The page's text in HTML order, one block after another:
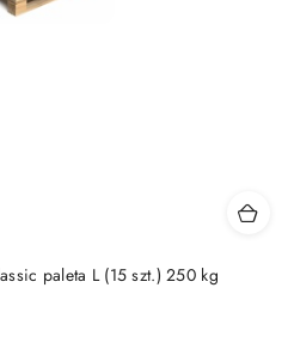
paleta L (15 szt.) 250 kg